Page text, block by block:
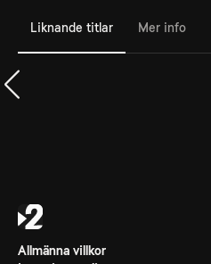
Liknande titlar Mer info
Allmänna villkor